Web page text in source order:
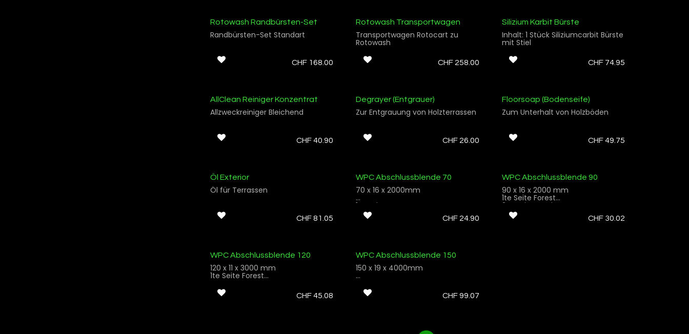
Rotowash Randbürsten-Set
Randbürsten-Set Standart
CHF 168.00
Rotowash Transportwagen
Transportwagen Rotocart zu
Rotowash
CHF 258.00
Silizium Karbit Bürste
Inhalt: 1 Stück Siliziumcarbit Bürste
mit Stiel
CHF 74.95
AllClean Reiniger Konzentrat
Allzweckreiniger Bleichend
CHF40.90
Degrayer (Entgrauer)
Zur Entgrauung von Holzterrassen
CHF 26.00
Floorsoap (Bodenseife)
Zum Unterhalt von Holzböden
CHF49.75
Öl Exterior
Öl für Terrassen
CHF81.05
WPC Abschlussblende 70
70 x 16 x 2000mm
1te Seite Forest
2te Seite Glatt CHF 24.90
WPC Abschlussblende 90
90 x 16 x 2000 mm
1te Seite Forest
2te Seite Rustic
CHF 30.02
WPC Abschlussblende 120
120 x 11 x 3000 mm
1te Seite Forest
CHF45.08
WPC Abschlussblende 150
150 x 19 x 4000mm
2te Seite Rustic CHF99.07